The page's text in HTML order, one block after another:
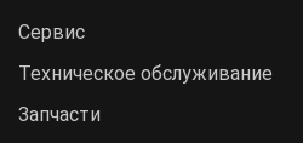
Сервис
Техническое обслуживание
Запчасти